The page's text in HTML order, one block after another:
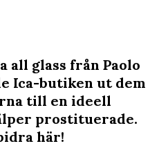
all glass från Paolo
Ica-butiken ut dem
till en ideell
prostituerade.
här!